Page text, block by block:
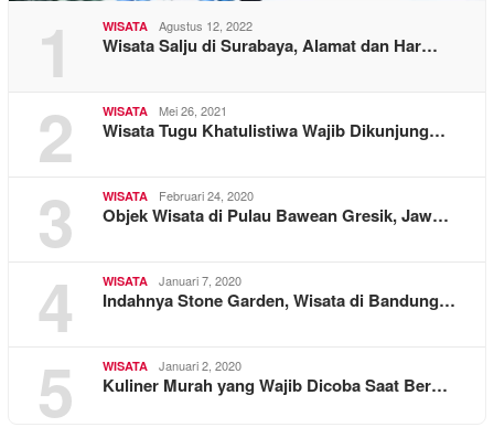
1 WISATA Agustus 12, 2022
Wisata Salju di Surabaya, Alamat dan Har…
2 WISATA Mei 26, 2021
Wisata Tugu Khatulistiwa Wajib Dikunjung…
3 WISATA Februari 24, 2020
Objek Wisata di Pulau Bawean Gresik, Jaw…
4 WISATA Januari 7, 2020
Indahnya Stone Garden, Wisata di Bandung…
5 WISATA Januari 2, 2020
Kuliner Murah yang Wajib Dicoba Saat Ber…